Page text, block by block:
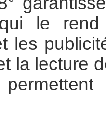
le rend
les
la lecture